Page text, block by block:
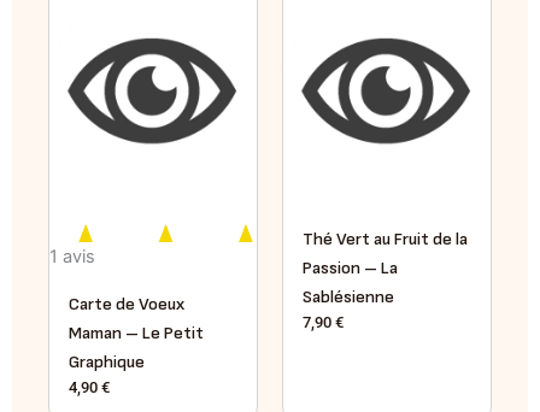
1 avis
Carte de Voeux
Maman – Le Petit
Graphique
4,90 €
Thé Vert au Fruit de la
Passion – La
Sablésienne
7,90 €